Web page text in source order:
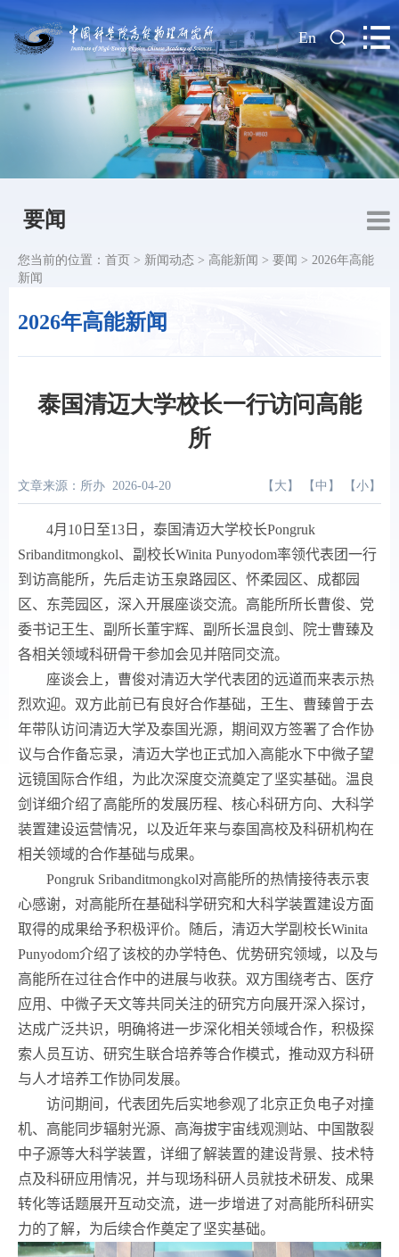
| En
要闻
2026年高能新闻
您当前的位置： 首页 > 新闻动态 > 高能新闻 > 要闻 > 2026年高能
新闻
泰国清迈大学校长一行访问高能
所
文章来源：所办 2026-04-20 【 大 】 【 中 】 【 小 】
4月 10 日至13 日，泰国清迈大学校长Pongruk
Sribanditmongkol、副校长Winita Punyodom率领代表团一行
到访高能所，先后走访玉泉路园区、怀柔园区、成都园
区、东莞园区，深入开展座谈交流。高能所所长曹俊、党
委书记王生、副所长董宇辉、副所长温良剑、院士曹臻及
各相关领域科研骨干参加会见并陪同交流。
座谈会上，曹俊对清迈大学代表团的远道而来表示热
烈欢迎。双方此前已有良好合作基础，王生、曹臻曾于去
年带队访问清迈大学及泰国光源，期间双方签署了合作协
议与合作备忘录，清迈大学也正式加入高能水下中微子望
远镜国际合作组，为此次深度交流奠定了坚实基础。温良
剑详细介绍了高能所的发展历程、核心科研方向、大科学
装置建设运营情况，以及近年来与泰国高校及科研机构在
相关领域的合作基础与成果。
Pongruk Sribanditmongkol对高能所的热情接待表示衷
心感谢，对高能所在基础科学研究和大科学装置建设方面
取得的成果给予积极评价。随后，清迈大学副校长Winita
Punyodom介绍了该校的办学特色、优势研究领域，以及与
高能所在过往合作中的进展与收获。双方围绕考古、医疗
应用、中微子天文等共同关注的研究方向展开深入探讨，
达成广泛共识，明确将进一步深化相关领域合作，积极探
索人员互访、研究生联合培养等合作模式，推动双方科研
与人才培养工作协同发展。
访问期间，代表团先后实地参观了北京正负电子对撞
机、高能同步辐射光源、高海拔宇宙线观测站、中国散裂
中子源等大科学装置，详细了解装置的建设背景、技术特
点及科研应用情况，并与现场科研人员就技术研发、成果
转化等话题展开互动交流，进一步增进了对高能所科研实
力的了解，为后续合作奠定了坚实基础。